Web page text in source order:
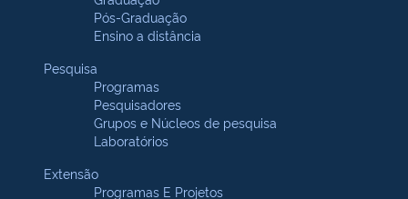
Pós-Graduação
Ensino a distância
Pesquisa
Programas
Pesquisadores
Grupos e Núcleos de pesquisa
Laboratórios
Extensão
Programas E Projetos